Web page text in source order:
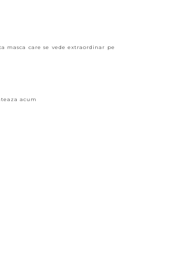
masca care se vede extraordinar pe
acum